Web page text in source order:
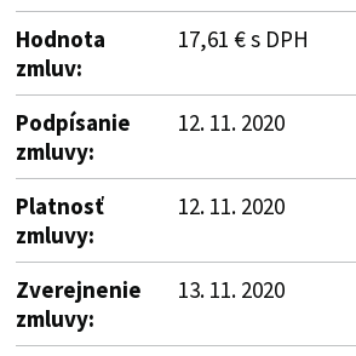
Hodnota
zmluv:
17,61 € s DPH
Podpísanie
zmluvy:
12. 11. 2020
Platnosť
zmluvy:
12. 11. 2020
Zverejnenie
zmluvy:
13. 11. 2020